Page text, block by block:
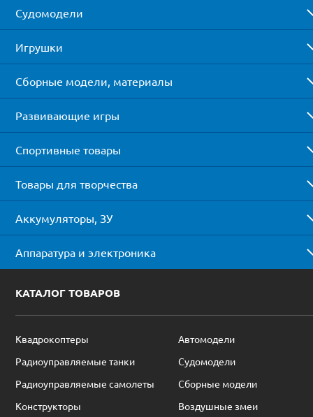
Судомодели
Игрушки
Сборные модели, материалы
Развивающие игры
Спортивные товары
Товары для творчества
Аккумуляторы, ЗУ
Аппаратура и электроника
КАТАЛОГ ТОВАРОВ
Квадрокоптеры
Автомодели
Радиоуправляемые танки
Судомодели
Радиоуправляемые самолеты
Сборные модели
Конструкторы
Воздушные змеи